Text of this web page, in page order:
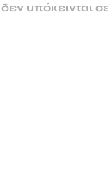
δεν υπόκεινται